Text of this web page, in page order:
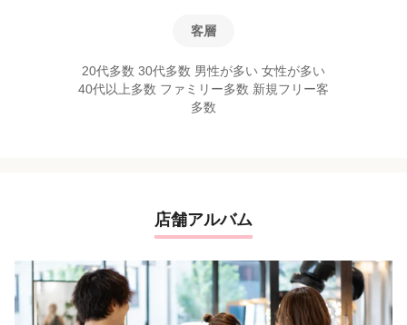
客層
20代多数 30代多数 男性が多い 女性が多い
40代以上多数 ファミリー多数 新規フリー客
多数
店舗アルバム